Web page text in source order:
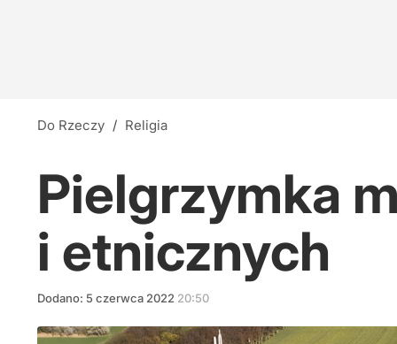
"Nie miał prawa wygrać". Prezydencki
7
Nawrocki: Strategicznym interesem Polski
Do Rzeczy / Religia
Pielgrzymka
i etnicznych
Dodano: 5 czerwca 2022 20:50